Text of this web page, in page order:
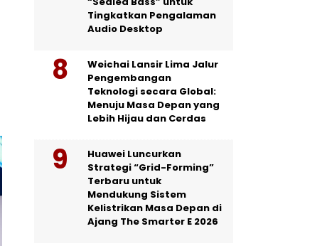
Tingkatkan Pengalaman
Audio Desktop
Weichai Lansir Lima Jalur
Pengembangan
Teknologi secara Global:
Menuju Masa Depan yang
Lebih Hijau dan Cerdas
Huawei Luncurkan
Strategi “Grid-Forming”
Terbaru untuk
Mendukung Sistem
Kelistrikan Masa Depan di
Ajang The Smarter E 2026